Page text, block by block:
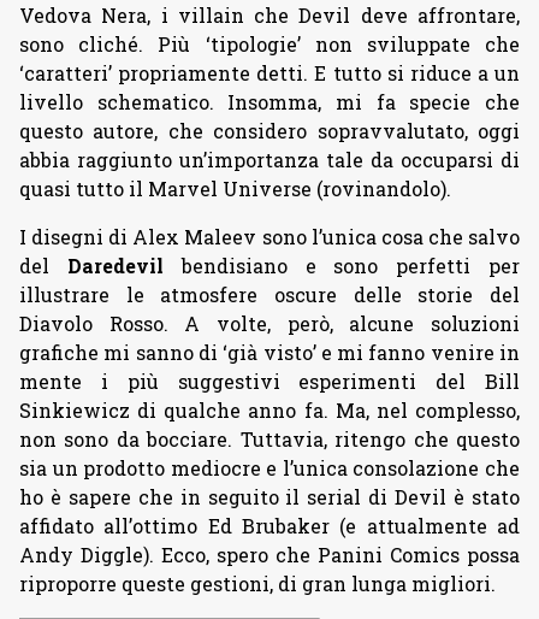
Vedova Nera, i villain che Devil deve affrontare,
sono cliché. Più ‘tipologie’ non sviluppate che
‘caratteri’ propriamente detti. E tutto si riduce a un
livello schematico. Insomma, mi fa specie che
questo autore, che considero sopravvalutato, oggi
abbia raggiunto un’importanza tale da occuparsi di
quasi tutto il Marvel Universe (rovinandolo).
I disegni di Alex Maleev sono l’unica cosa che salvo
del Daredevilbendisiano e sono perfetti per
illustrare le atmosfere oscure delle storie del
Diavolo Rosso. A volte, però, alcune soluzioni
grafiche mi sanno di ‘già visto’ e mi fanno venire in
mente i più suggestivi esperimenti del Bill
Sinkiewicz di qualche anno fa. Ma, nel complesso,
non sono da bocciare. Tuttavia, ritengo che questo
sia un prodotto mediocre e l’unica consolazione che
ho è sapere che in seguito il serial di Devil è stato
affidato all’ottimo Ed Brubaker (e attualmente ad
Andy Diggle). Ecco, spero che Panini Comics possa
riproporre queste gestioni, di gran lunga migliori.